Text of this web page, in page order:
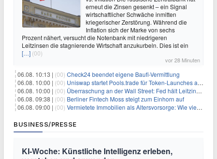
erneut die Zinsen gesenkt – ein Signal
wirtschaftlicher Schwäche inmitten
kriegerischer Zerstörung. Während die
Inflation sich der Marke von sechs
Prozent nähert, versucht die Notenbank mit niedrigeren
Leitzinsen die stagnierende Wirtschaft anzukurbeln. Dies ist ein
[…] (00)
vor 28 Minuten
06.08. 10:13 | (00) Check24 beendet eigene Baufi-Vermittlung
06.08. 10:00 | (00) Uniswap startet Pools.trade für Token-Launches auf Robinhood Chain
06.08. 10:00 | (00) Überraschung an der Wall Street: Fed hält Leitzins fest – aber Warsh sendet klares Signal
06.08. 09:38 | (00) Berliner Fintech Moss steigt zum Einhorn auf
06.08. 09:00 | (00) Vermietete Immobilien als Altersvorsorge: Wie viel Rendite Vermieter wirklich verdienen
BUSINESS/PRESSE
KI-Woche: Künstliche Intelligenz erleben,